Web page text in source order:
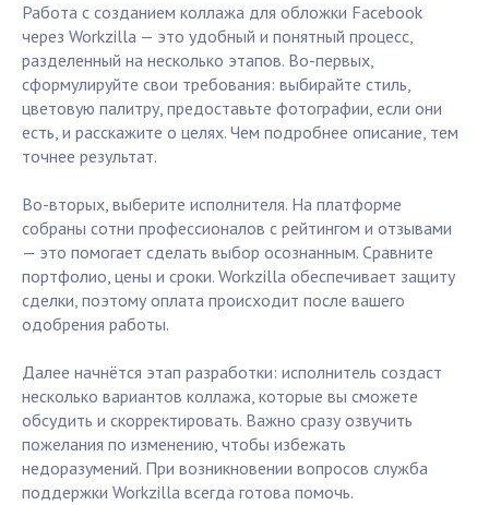
Работа с созданием коллажа для обложки Facebook
через Workzilla — это удобный и понятный процесс,
разделенный на несколько этапов. Во-первых,
сформулируйте свои требования: выбирайте стиль,
цветовую палитру, предоставьте фотографии, если они
есть, и расскажите о целях. Чем подробнее описание, тем
точнее результат.
Во-вторых, выберите исполнителя. На платформе
собраны сотни профессионалов с рейтингом и отзывами
— это помогает сделать выбор осознанным. Сравните
портфолио, цены и сроки. Workzilla обеспечивает защиту
сделки, поэтому оплата происходит после вашего
одобрения работы.
Далее начнётся этап разработки: исполнитель создаст
несколько вариантов коллажа, которые вы сможете
обсудить и скорректировать. Важно сразу озвучить
пожелания по изменению, чтобы избежать
недоразумений. При возникновении вопросов служба
поддержки Workzilla всегда готова помочь.